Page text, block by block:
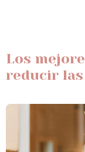
Los
reducir